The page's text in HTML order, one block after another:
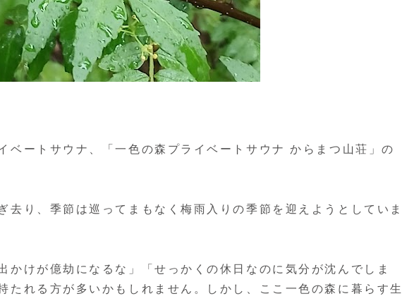
ベートサウナ、「一色の森プライベートサウナ からまつ山荘」の
去り、季節は巡ってまもなく梅雨入りの季節を迎えようとしていま
かけが億劫になるな」「せっかくの休日なのに気分が沈んでしま
たれる方が多いかもしれません。しかし、ここ一色の森に暮らす生